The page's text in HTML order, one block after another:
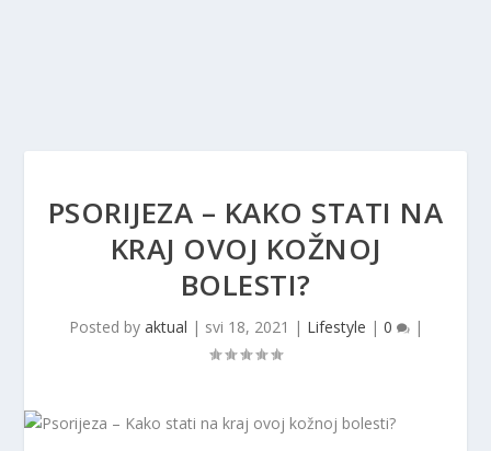
PSORIJEZA – KAKO STATI NA
KRAJ OVOJ KOŽNOJ
BOLESTI?
Posted by aktual | svi 18, 2021 | Lifestyle | 0 |